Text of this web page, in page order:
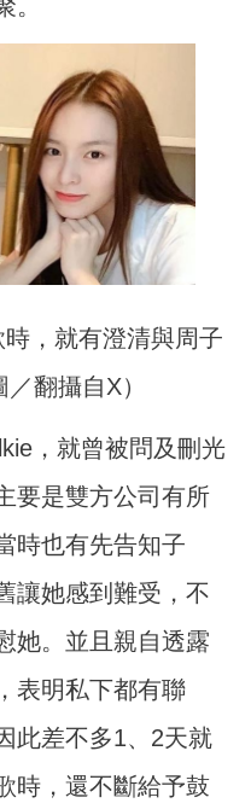
。
，就有澄清與周子
翻攝自X）
，就曾被問及刪光
要是雙方公司有所
時也有先告知子
讓她感到難受，不
她。並且親自透露
表明私下都有聯
此差不多1、2天就
時，還不斷給予鼓